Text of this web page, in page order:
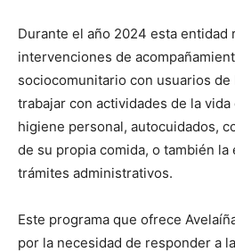
Durante el año 2024 esta entidad
intervenciones de
sociocomunitario con usuarios de
trabajar con actividades de la
higiene personal, autocuidados,
de su propia comida, o también la
trámites administrativos.
Este programa que ofrece
por la necesidad de responder a